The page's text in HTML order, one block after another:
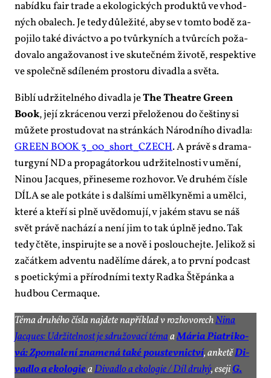
na­bíd­ku fair tra­de a eko­lo­gic­kých pro­duk­tů ve vhod­
ných oba­lech. Je te­dy dů­le­ži­té, aby se v tom­to bo­dě za­
po­ji­lo ta­ké di­vác­tvo a po tvůr­ky­ních a tvůr­cích po­ža­
do­va­lo an­ga­žo­va­nost i ve sku­teč­ném ži­vo­tě, re­spek­ti­ve
ve spo­leč­ně sdí­le­ném pro­sto­ru di­va­dla a svě­ta.
Bib­lí udr­ži­tel­né­ho di­va­dla jeThe The­a­t­re Gre­en
Book, je­jí zkrá­ce­nou ver­zi pře­lo­že­nou do češ­ti­ny si
mů­že­te pro­stu­do­vat na strán­kách Ná­rod­ní­ho di­va­dla:
GRE­EN BOOK 3_00_short_CZECH. A prá­vě s dra­ma­
tur­gy­ní ND a pro­pa­gá­tor­kou udr­ži­tel­nos­ti v umě­ní,
Ni­nou Jacques, při­ne­se­me roz­ho­vor. Ve dru­hém čís­le
DÍ­LA se ale po­tká­te i s dal­ší­mi uměl­ky­ně­mi a uměl­ci,
kte­ré a kte­ří si pl­ně uvě­do­mu­jí, v ja­kém sta­vu se náš
svět prá­vě na­chá­zí a ne­ní jim to tak úpl­ně jed­no. Tak
te­dy čtě­te, in­spi­ruj­te se a no­vě i po­slou­chej­te. Je­li­kož si
za­čát­kem ad­ven­tu na­dě­lí­me dá­rek, a to prv­ní pod­cast
s po­e­tic­ký­mi a pří­rod­ní­mi tex­ty Rad­ka Ště­pán­ka a
hud­bou Cer­ma­que.
Té­ma dru­hé­ho čís­la na­jde­te na­pří­klad v roz­ho­vo­rechNi­na
Jacques: Udr­ži­tel­nost je sdru­žo­va­cí té­maaMária Pi­atri­ko­
vá: Zpo­ma­le­ní zna­me­ná ta­ké pous­tev­nic­tví, an­ke­těDi­
va­dlo a eko­lo­gieaDi­va­dlo a eko­lo­gie / Díl dru­hý, ese­jiG.